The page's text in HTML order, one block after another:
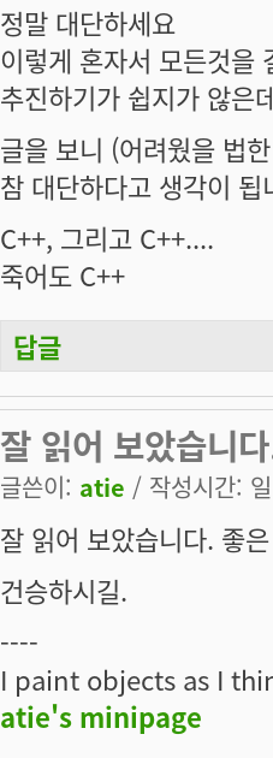
정말 대단하세요
이렇게 혼자서 모든것을
추진하기가 쉽지가 않은
글을 보니 (어려웠을 법
참 대단하다고 생각이 됩
C++, 그리고 C++....
죽어도 C++
답글
잘 읽어 보았습니
글쓴이: atie / 작성시간:
잘 읽어 보았습니다. 좋
건승하시길.
----
I paint objects as I
atie's minipage